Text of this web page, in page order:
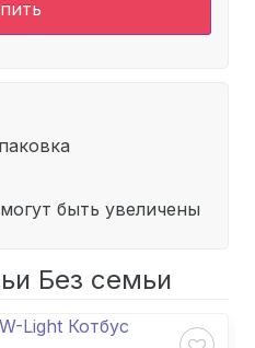
быть увеличены
Без семьи